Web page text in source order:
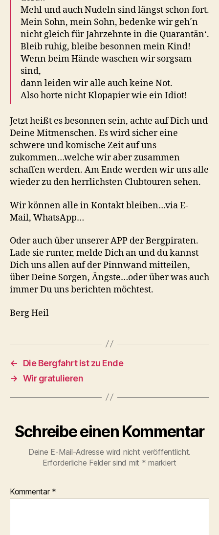
Mehl und auch Nudeln sind längst schon fort.
Mein Sohn, mein Sohn, bedenke wir geh´n
nicht gleich für Jahrzehnte in die Quarantän‘.
Bleib ruhig, bleibe besonnen mein Kind!
Wenn beim Hände waschen wir sorgsam
sind,
dann leiden wir alle auch keine Not.
Also horte nicht Klopapier wie ein Idiot!
Jetzt heißt es besonnen sein, achte auf Dich und
Deine Mitmenschen. Es wird sicher eine
schwere und komische Zeit auf uns
zukommen…welche wir aber zusammen
schaffen werden. Am Ende werden wir uns alle
wieder zu den herrlichsten Clubtouren sehen.
Wir können alle in Kontakt bleiben…via E-
Mail, WhatsApp…
Oder auch über unserer APP der Bergpiraten.
Lade sie runter, melde Dich an und du kannst
Dich uns allen auf der Pinnwand mitteilen,
über Deine Sorgen, Ängste…oder über was auch
immer Du uns berichten möchtest.
Berg Heil
←
Die Bergfahrt ist zu Ende
→ Wir gratulieren
Schreibe einen Kommentar
Deine E-Mail-Adresse wird nicht veröffentlicht.
Erforderliche Felder sind mit * markiert
Kommentar *